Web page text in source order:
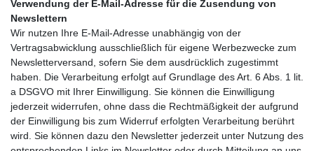
Verwendung der E-Mail-Adresse für die Zusendung von
Newslettern
Wir nutzen Ihre E-Mail-Adresse unabhängig von der
Vertragsabwicklung ausschließlich für eigene Werbezwecke zum
Newsletterversand, sofern Sie dem ausdrücklich zugestimmt
haben. Die Verarbeitung erfolgt auf Grundlage des Art. 6 Abs. 1 lit.
a DSGVO mit Ihrer Einwilligung. Sie können die Einwilligung
jederzeit widerrufen, ohne dass die Rechtmäßigkeit der aufgrund
der Einwilligung bis zum Widerruf erfolgten Verarbeitung berührt
wird. Sie können dazu den Newsletter jederzeit unter Nutzung des